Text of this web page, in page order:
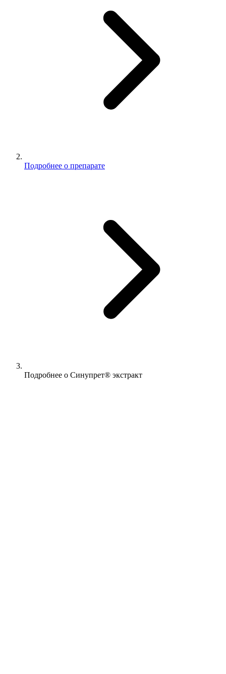
Подробнее о препарате
Подробнее о Синупрет® экстракт